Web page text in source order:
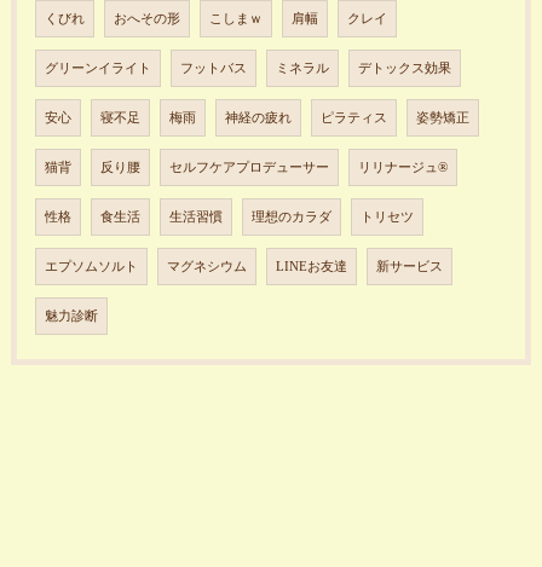
くびれ おへその形 こしまｗ 肩幅 クレイ
グリーンイライト フットバス ミネラル デトックス効果
安心 寝不足 梅雨 神経の疲れ ピラティス 姿勢矯正
猫背 反り腰 セルフケアプロデューサー リリナージュ®︎
性格 食生活 生活習慣 理想のカラダ トリセツ
エプソムソルト マグネシウム LINEお友達 新サービス
魅力診断